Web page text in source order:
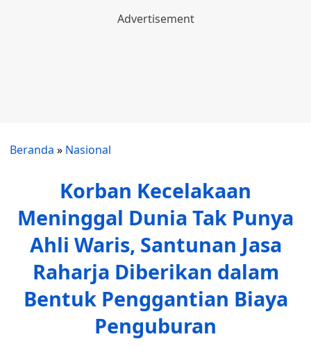
Beranda » Nasional
Korban Kecelakaan
Meninggal Dunia Tak Punya
Ahli Waris, Santunan Jasa
Raharja Diberikan dalam
Bentuk Penggantian Biaya
Penguburan